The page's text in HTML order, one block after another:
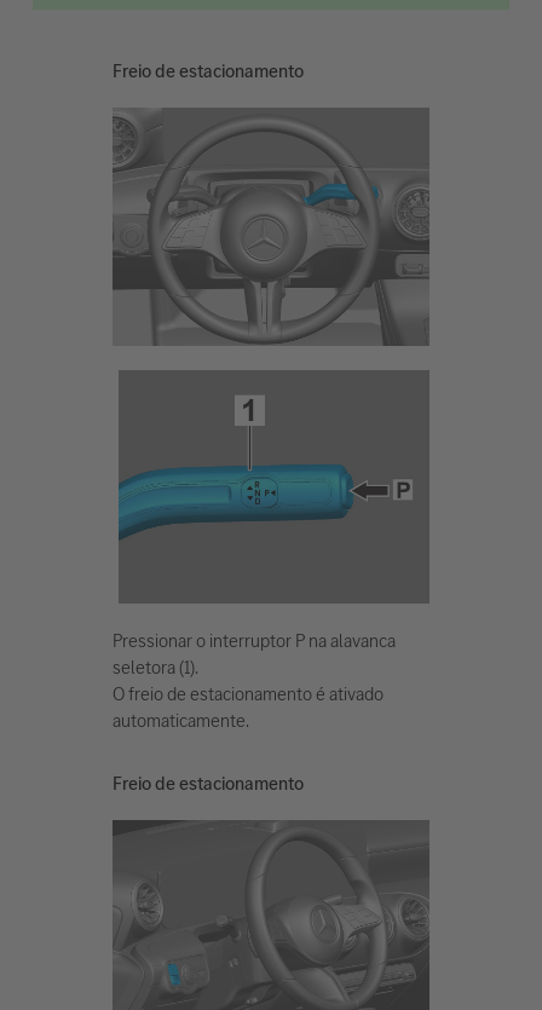
Freio de estacionamento
Pressionar o interruptor P na alavanca
seletora (1).
O freio de estacionamento é ativado
automaticamente.
Freio de estacionamento